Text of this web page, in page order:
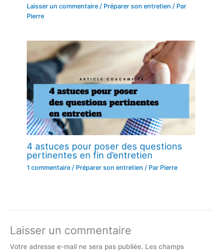
Laisser un commentaire / Préparer son entretien / Par
Pierre
4 astuces pour poser des questions
pertinentes en fin d’entretien
1 commentaire / Préparer son entretien / Par Pierre
Laisser un commentaire
Votre adresse e-mail ne sera pas publiée. Les champs